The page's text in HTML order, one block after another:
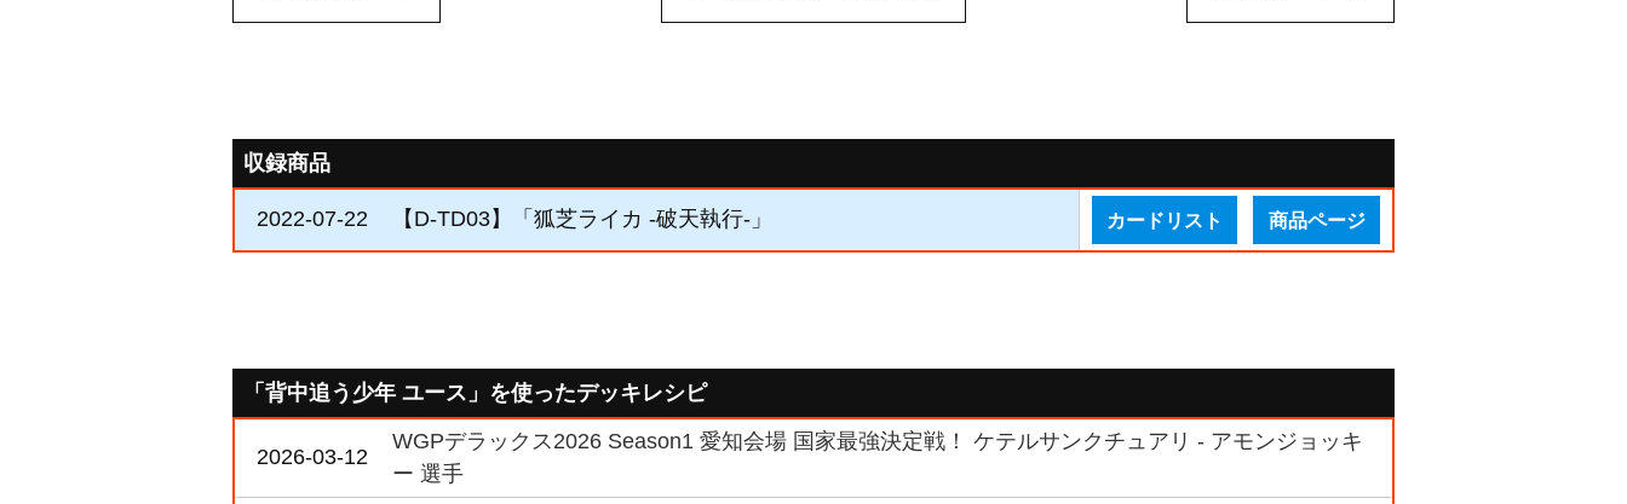
収録商品
2022-07-22 【D-TD03】「狐芝ライカ -破天執行-」 カードリスト 商品ページ
「背中追う少年 ユース」を使ったデッキレシピ
2026-03-12
WGPデラックス2026 Season1 愛知会場 国家最強決定戦！ ケテルサンクチュアリ - アモンジョッキ
ー 選手